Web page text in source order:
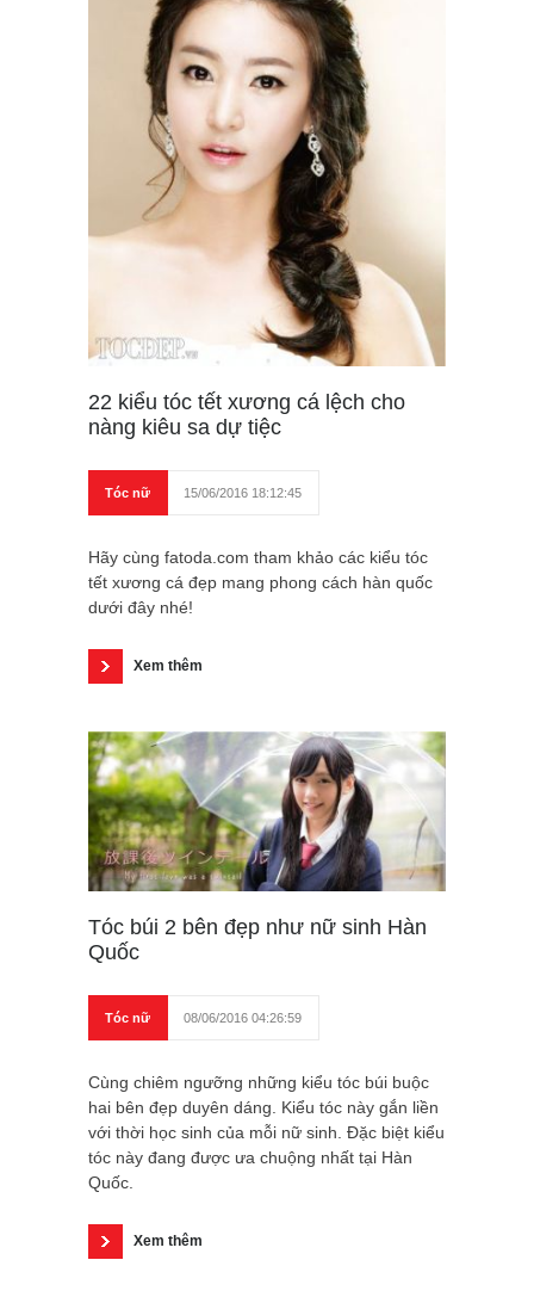
22 kiểu tóc tết xương cá lệch cho
nàng kiêu sa dự tiệc
Tóc nữ 15/06/2016 18:12:45
Hãy cùng fatoda.com tham khảo các kiểu tóc
tết xương cá đẹp mang phong cách hàn quốc
dưới đây nhé!
Xem thêm
Tóc búi 2 bên đẹp như nữ sinh Hàn
Quốc
Tóc nữ 08/06/2016 04:26:59
Cùng chiêm ngưỡng những kiểu tóc búi buộc
hai bên đẹp duyên dáng. Kiểu tóc này gắn liền
với thời học sinh của mỗi nữ sinh. Đặc biệt kiểu
tóc này đang được ưa chuộng nhất tại Hàn
Quốc.
Xem thêm